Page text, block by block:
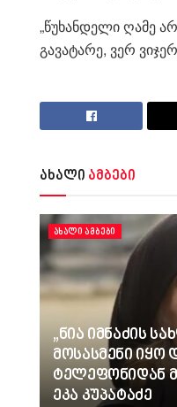
„წუხანდელი ღამე
გავატარე, ვერ
ახალი ამბები
ᲐᲮᲐᲚᲘ ᲐᲛᲑᲔᲑᲘ
„ნია იმნაძის
მოსასმენი იყო
ტელეფონიდან
ეკა კუპატაძე